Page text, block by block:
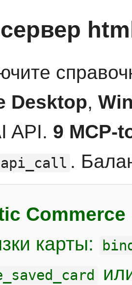
Desktop,
API. 9 MCP-
api_call .
Commerce
карты: